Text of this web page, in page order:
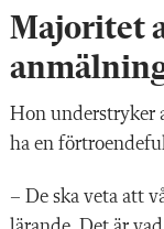
Majoritet
Hon understryker
ha en
– De ska veta att